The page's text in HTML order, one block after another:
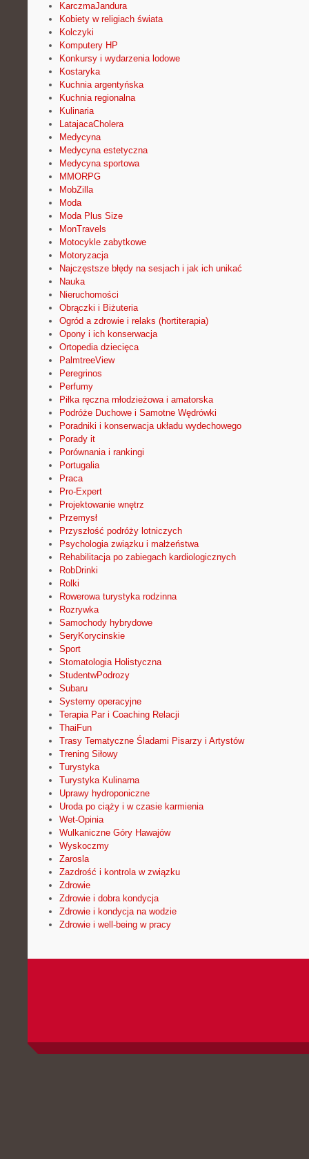
KarczmaJandura
Kobiety w religiach świata
Kolczyki
Komputery HP
Konkursy i wydarzenia lodowe
Kostaryka
Kuchnia argentyńska
Kuchnia regionalna
Kulinaria
LatajacaCholera
Medycyna
Medycyna estetyczna
Medycyna sportowa
MMORPG
MobZilla
Moda
Moda Plus Size
MonTravels
Motocykle zabytkowe
Motoryzacja
Najczęstsze błędy na sesjach i jak ich unikać
Nauka
Nieruchomości
Obrączki i Biżuteria
Ogród a zdrowie i relaks (hortiterapia)
Opony i ich konserwacja
Ortopedia dziecięca
PalmtreeView
Peregrinos
Perfumy
Piłka ręczna młodzieżowa i amatorska
Podróże Duchowe i Samotne Wędrówki
Poradniki i konserwacja układu wydechowego
Porady it
Porównania i rankingi
Portugalia
Praca
Pro-Expert
Projektowanie wnętrz
Przemysł
Przyszłość podróży lotniczych
Psychologia związku i małżeństwa
Rehabilitacja po zabiegach kardiologicznych
RobDrinki
Rolki
Rowerowa turystyka rodzinna
Rozrywka
Samochody hybrydowe
SeryKorycinskie
Sport
Stomatologia Holistyczna
StudentwPodrozy
Subaru
Systemy operacyjne
Terapia Par i Coaching Relacji
ThaiFun
Trasy Tematyczne Śladami Pisarzy i Artystów
Trening Siłowy
Turystyka
Turystyka Kulinarna
Uprawy hydroponiczne
Uroda po ciąży i w czasie karmienia
Wet-Opinia
Wulkaniczne Góry Hawajów
Wyskoczmy
Zarosla
Zazdrość i kontrola w związku
Zdrowie
Zdrowie i dobra kondycja
Zdrowie i kondycja na wodzie
Zdrowie i well-being w pracy